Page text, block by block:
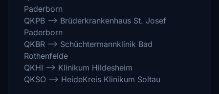
Paderborn
QKPB --> Brüderkrankenhaus St. Josef
Paderborn
QKBR --> Schüchtermannklinik Bad
Rothenfelde
QKHI --> Klinikum Hildesheim
QKSO --> HeideKreis Klinikum Soltau